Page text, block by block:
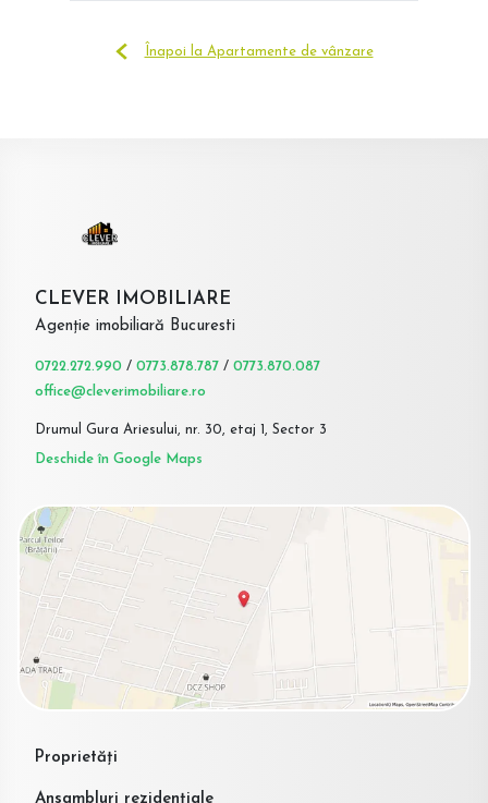
Înapoi la Apartamente de vânzare
CLEVER IMOBILIARE
Agenție imobiliară Bucuresti
0722.272.990 / 0773.878.787 / 0773.870.087
office@cleverimobiliare.ro
Drumul Gura Ariesului, nr. 30, etaj 1, Sector 3
Deschide în Google Maps
Proprietăți
Ansambluri rezidențiale